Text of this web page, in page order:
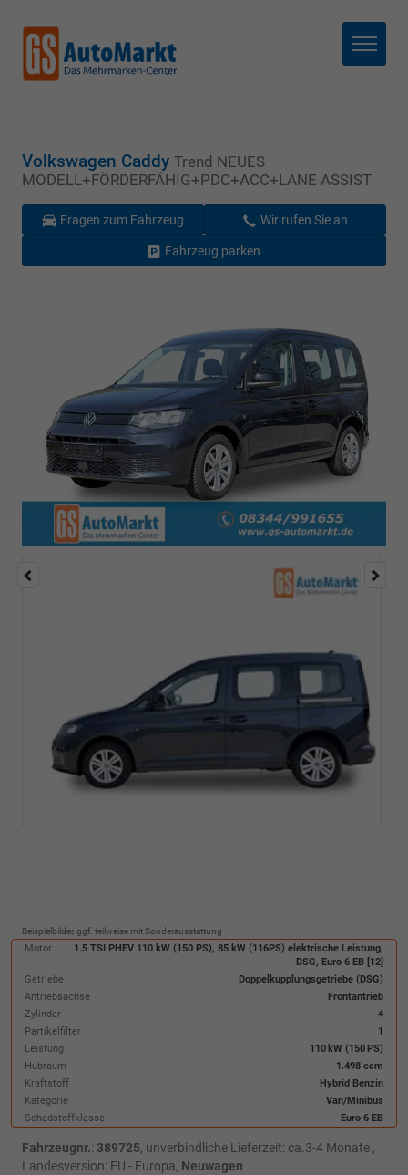
Menü
Volkswagen Caddy Trend NEUES
MODELL+FÖRDERFÄHIG+PDC+ACC+LANE ASSIST
Fragen zum Fahrzeug Wir rufen Sie an
Fahrzeug parken
Beispielbilder, ggf. teilweise mit Sonderausstattung
Motor
1.5 TSI PHEV 110 kW (150 PS), 85 kW (116PS) elektrische Leistung,
DSG, Euro 6 EB [12]
Getriebe
Doppelkupplungsgetriebe (DSG)
Antriebsachse
Frontantrieb
Zylinder
4
Partikelfilter
1
Leistung
110 kW (150 PS)
Hubraum
1.498 ccm
Kraftstoff
Hybrid Benzin
Kategorie
Van/Minibus
Schadstoffklasse
Euro 6 EB
Fahrzeugnr.: 389725, unverbindliche Lieferzeit: ca.3-4 Monate ,
Landesversion: EU - Europa, Neuwagen